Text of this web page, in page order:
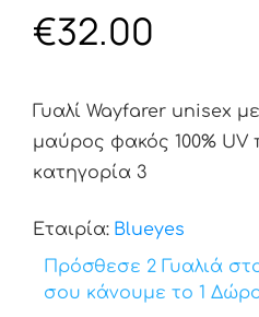
€32.00
Γυαλί Wayfarer unisex
μαύρος φακός 100% UV
κατηγορία 3
Εταιρία: Βlueyes
Πρόσθεσε 2 Γυαλιά
σου κάνουμε το 1